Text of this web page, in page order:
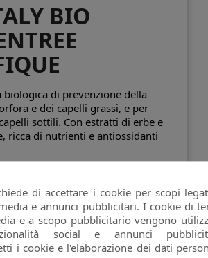
BIO
biologica di prevenzione della
e dei capelli grassi, e per
sottili. Con estratti di erbe e
ricca di nutrienti e antiossidanti
prodotti disponibili
Altri prodotti verranno mostrati
saranno stati aggiunti.
di accettare i cookie per scopi
e annunci pubblicitari. I cookie di
e a scopo pubblicitario vengono
social e annunci
i cookie e l'elaborazione dei dati